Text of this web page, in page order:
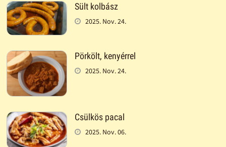
Sült kolbász
2025. Nov. 24.
Pörkölt, kenyérrel
2025. Nov. 24.
Csülkös pacal
2025. Nov. 06.